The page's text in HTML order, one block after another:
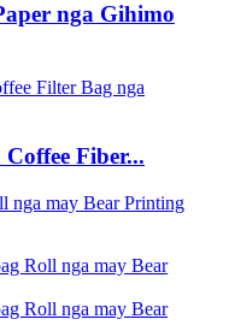
nga Gihimo
Fiber...